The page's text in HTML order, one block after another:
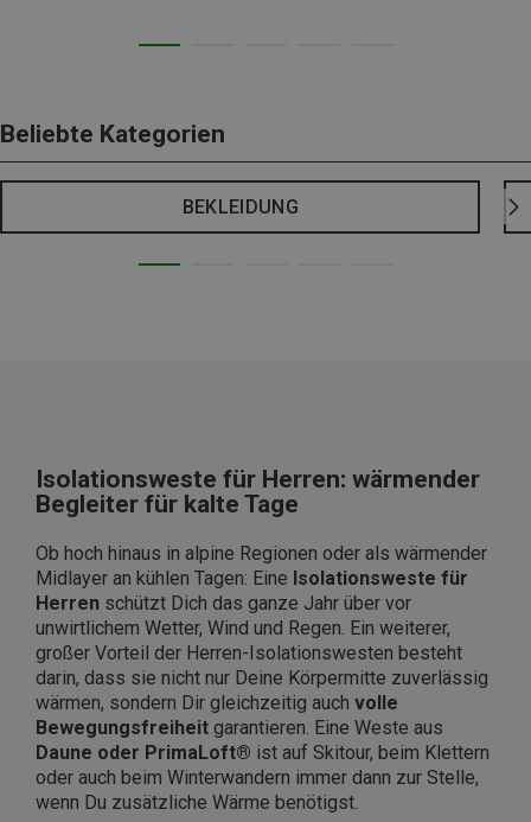
Beliebte Kategorien
BEKLEIDUNG
Isolationsweste für Herren: wärmender
Begleiter für kalte Tage
Ob hoch hinaus in alpine Regionen oder als wärmender
Midlayer an kühlen Tagen: Eine Isolationsweste für
Herren schützt Dich das ganze Jahr über vor
unwirtlichem Wetter, Wind und Regen. Ein weiterer,
großer Vorteil der Herren-Isolationswesten besteht
darin, dass sie nicht nur Deine Körpermitte zuverlässig
wärmen, sondern Dir gleichzeitig auch volle
Bewegungsfreiheit garantieren. Eine Weste aus
Daune oder PrimaLoft® ist auf Skitour, beim Klettern
oder auch beim Winterwandern immer dann zur Stelle,
wenn Du zusätzliche Wärme benötigst.